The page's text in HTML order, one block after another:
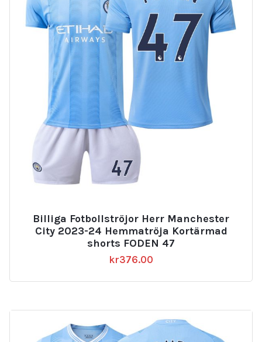
Billiga Fotbollströjor Herr Manchester
City 2023-24 Hemmatröja Kortärmad
shorts FODEN 47
kr376.00